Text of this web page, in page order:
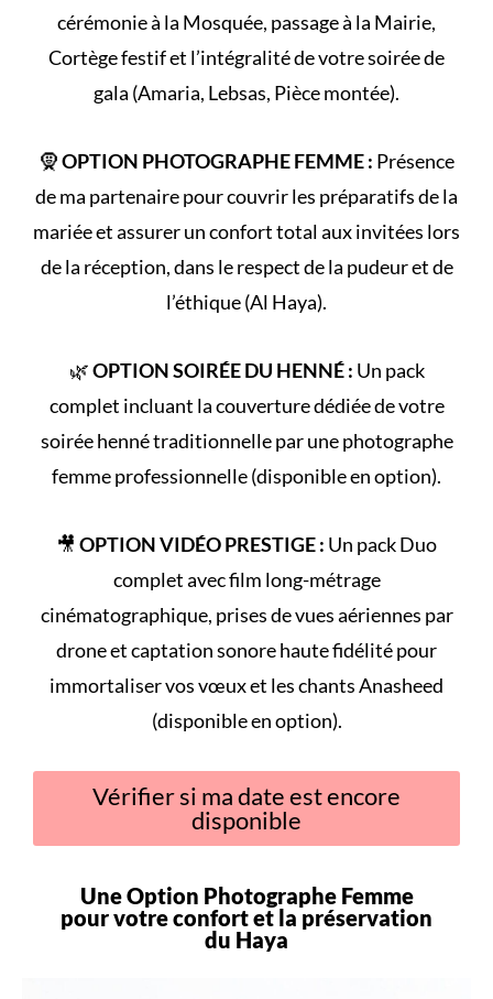
cérémonie à la Mosquée, passage à la Mairie,
Cortègefestif et l’intégralité de votresoirée de
gala (Amaria, Lebsas, Pièce montée).
🧕OPTION PHOTOGRAPHE FEMME : Présence
de ma partenaire pour couvrir les préparatifs de la
mariée et assurer un confort total aux invitées lors
de la réception, dans le respect de la pudeur et de
l’éthique (Al Haya).
🌿OPTION SOIRÉE DU HENNÉ : Un pack
complet incluant la couverture dédiée de votre
soirée hennétraditionnelle par une photographe
femme professionnelle (disponible en option).
🎥 OPTION VIDÉO PRESTIGE : Un pack Duo
complet avec film long-métrage
cinématographique, prises de vues aériennes par
drone et captation sonore haute fidélité pour
immortaliser vos vœux et les chants Anasheed
(disponible en option).
Vérifier si ma date est encore
disponible
Une Option Photographe Femme
pour votreconfortet la préservation
du Haya